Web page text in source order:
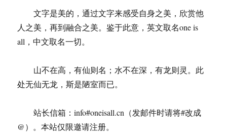
文字是美的，通过文字来感受自身之美，欣赏他
人之美，再到融合之美。鉴于此意，英文取名one is
all，中文取名一切。
山不在高，有仙则名；水不在深，有龙则灵。此
处无仙无龙，斯是陋室而已。
站长信箱：info#oneisall.cn（发邮件时请将#改成
@）。本站仅限邀请注册。